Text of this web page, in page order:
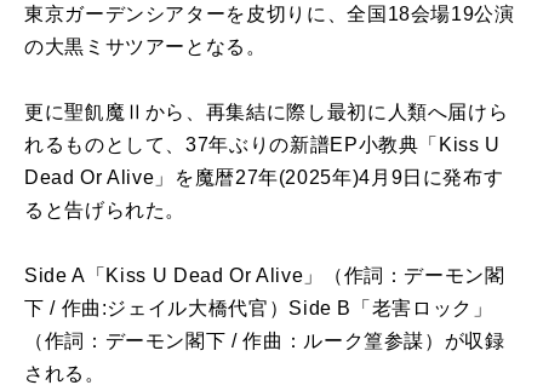
東京ガーデンシアターを皮切りに、全国18会場19公演
の大黒ミサツアーとなる。
更に聖飢魔Ⅱから、再集結に際し最初に人類へ届けら
れるものとして、37年ぶりの新譜EP小教典「Kiss U
Dead Or Alive」を魔暦27年(2025年)4月9日に発布す
ると告げられた。
Side A「Kiss U Dead Or Alive」（作詞：デーモン閣
下 / 作曲:ジェイル大橋代官）Side B「老害ロック」
（作詞：デーモン閣下 / 作曲：ルーク篁参謀）が収録
される。